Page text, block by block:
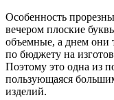
Особенность
вечером плоские
объемные, а днем они
по бюджету на
Поэтому это одна из
пользующаяся
изделий.